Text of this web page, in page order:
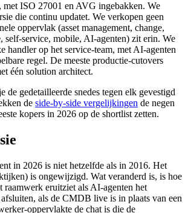
met ISO 27001 en AVG ingebakken. We
die continu updatet. We verkopen geen
oppervlak (asset management, change,
self-service, mobile, AI-agenten) zit erin. We
handler op het service-team, met AI-agenten
regel. De meeste productie-cutovers
één solution architect.
de gedetailleerde snedes tegen elk gevestigd
de side-by-side vergelijkingen de negen
kopers in 2026 op de shortlist zetten.
in 2026 is niet hetzelfde als in 2016. Het
is ongewijzigd. Wat veranderd is, is hoe
raamwerk eruitziet als AI-agenten het
als de CMDB live is in plaats van een
oppervlakte de chat is die de